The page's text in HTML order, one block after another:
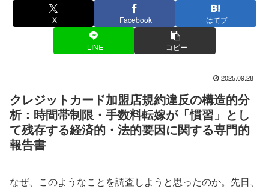
X Facebook はてブ
LINE コピー
2025.09.28
クレジットカード加盟店規約違反の構造的分
析：時間帯制限・手数料転嫁が「慣習」とし
て残存する経済的・法的要因に関する専門的
報告書
なぜ、このようなことを調査しようと思ったのか。先日、